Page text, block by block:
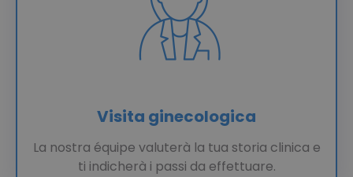
Visita ginecologica
La nostra équipe valuterà la tua storia clinica e
ti indicherà i passi da effettuare.